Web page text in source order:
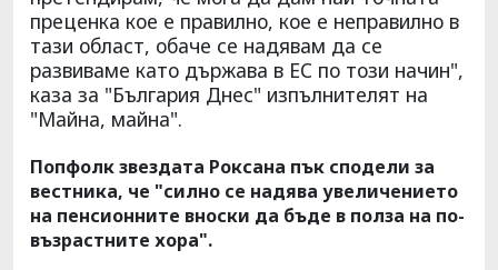
преценка кое е правилно, кое е неправилно в
тази област, обаче се надявам да се
развиваме като държава в ЕС по този начин",
каза за "България Днес" изпълнителят на
"Майна, майна".
Попфолк звездата Роксана пък сподели за
вестника, че "силно се надява увеличението
на пенсионните вноски да бъде в полза на по-
възрастните хора".